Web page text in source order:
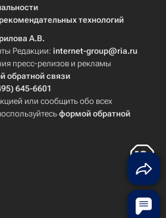
технологий
А.В.
Редакции: internet-group@ria.ru
пресс-релизов и рекламы
обратной связи
645-6601
или сообщить обо всех
формой обратной